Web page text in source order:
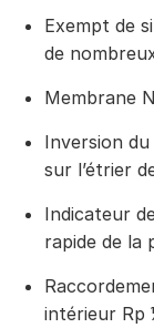
Exempt de
de
Membrane
Inversion
sur l’étrier
Indicateur
rapide de la
intérieur Rp